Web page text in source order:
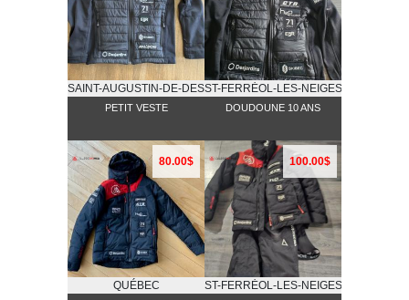
SAINT-AUGUSTIN-DE-DESMAURES
PETIT VESTE
ST-FERRĖOL-LES-NEIGES
DOUDOUNE 10 ANS
80.00$
QUÉBEC
100.00$
ST-FERRĖOL-LES-NEIGES